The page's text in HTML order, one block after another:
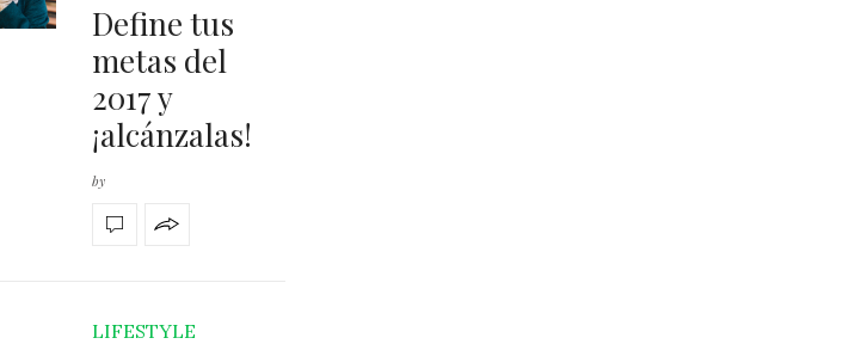
Define tus
metas del
2017 y
¡alcánzalas!
by
LIFESTYLE